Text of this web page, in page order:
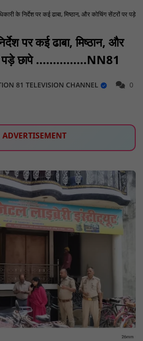
के निर्देश पर कई ढाबा, मिष्ठान, और कोचिंग सेंटरों पर पड़े
पर कई ढाबा, मिष्ठान, और
पड़े छापे ...............NN81
81 TELEVISION CHANNEL 0
ADVERTISEMENT